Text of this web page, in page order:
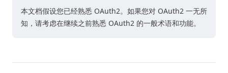
本文档假设您已经熟悉 OAuth2。如果您对 OAuth2 一无所
知，请考虑在继续之前熟悉 OAuth2 的一般术语和功能。